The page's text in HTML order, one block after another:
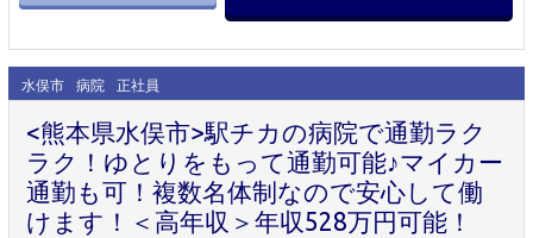
水俣市 病院 正社員
<熊本県水俣市>駅チカの病院で通勤ラク
ラク！ゆとりをもって通勤可能♪マイカー
通勤も可！複数名体制なので安心して働
けます！＜高年収＞年収528万円可能！